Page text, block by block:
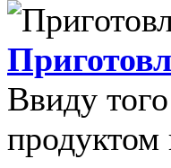
Ввиду
продуктом